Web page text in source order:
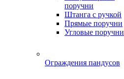
поручни
Штанга с ручкой
Прямые поручни
Угловые поручни
Ограждения пандусов